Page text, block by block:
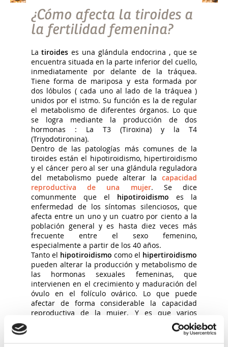
¿Cómo afecta la tiroides a
la fertilidad femenina?
Latiroides es una glándula endocrina , que se
encuentra situada en la parte inferior del cuello,
inmediatamente por delante de la tráquea.
Tiene forma de mariposa y esta formada por
dos lóbulos ( cada uno al lado de la tráquea )
unidos por el istmo. Su función es la de regular
el metabolismo de diferentes órganos. Lo que
se logra mediante la producción de dos
hormonas : La T3 (Tiroxina) y la T4
(Triyodotironina).
Dentro de las patologías más comunes de la
tiroides están el hipotiroidismo, hipertiroidismo
y el cáncer pero al ser una glándula reguladora
del metabolismo puede alterar la
capacidad
reproductiva de una mujer. Se dice
comunmente que el hipotiroidismoes la
enfermedad de los síntomas silenciosos, que
afecta entre un uno y un cuatro por ciento a la
población general y es hasta diez veces más
frecuente entre el sexo femenino,
especialmente a partir de los 40 años.
Tanto el hipotiroidismo como el hipertiroidismo
pueden alterar la producción y metabolismo de
las hormonas sexuales femeninas, que
intervienen en el crecimiento y maduración del
óvulo en el folículo ovárico. Lo que puede
afectar de forma considerable la capacidad
reproductiva de la mujer. Y es que varios
afirman que «la permanencia
de esta enfermedad en mujeres que tienen
problemas de fertilidades mayor comparada